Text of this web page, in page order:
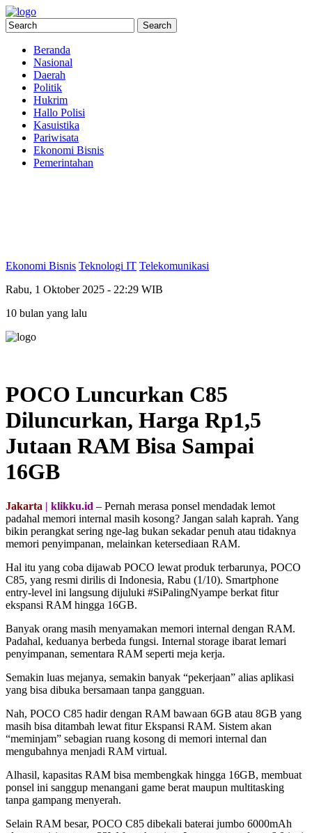
Beranda
Nasional
Daerah
Politik
Hukrim
Hallo Polisi
Kasuistika
Pariwisata
Ekonomi Bisnis
Pemerintahan
Ekonomi Bisnis Teknologi IT Telekomunikasi
Rabu, 1 Oktober 2025 - 22:29 WIB
10 bulan yang lalu
POCO Luncurkan C85
Diluncurkan, Harga Rp1,5
Jutaan RAM Bisa Sampai
16GB
Jakarta | klikku.id – Pernah merasa ponsel mendadak lemot
padahal memori internal masih kosong? Jangan salah kaprah. Yang
bikin perangkat sering nge-lag bukan sekadar penuh atau tidaknya
memori penyimpanan, melainkan ketersediaan RAM.
Hal itu yang coba dijawab POCO lewat produk terbarunya, POCO
C85, yang resmi dirilis di Indonesia, Rabu (1/10). Smartphone
entry-level ini langsung dijuluki #SiPalingNyampe berkat fitur
ekspansi RAM hingga 16GB.
Banyak orang masih menyamakan memori internal dengan RAM.
Padahal, keduanya berbeda fungsi. Internal storage ibarat lemari
penyimpanan, sementara RAM seperti meja kerja.
Semakin luas mejanya, semakin banyak “pekerjaan” alias aplikasi
yang bisa dibuka bersamaan tanpa gangguan.
Nah, POCO C85 hadir dengan RAM bawaan 6GB atau 8GB yang
masih bisa ditambah lewat fitur Ekspansi RAM. Sistem akan
“meminjam” sebagian ruang kosong di memori internal dan
mengubahnya menjadi RAM virtual.
Alhasil, kapasitas RAM bisa membengkak hingga 16GB, membuat
ponsel ini sanggup menangani game berat maupun multitasking
tanpa gampang menyerah.
Selain RAM besar, POCO C85 dibekali baterai jumbo 6000mAh